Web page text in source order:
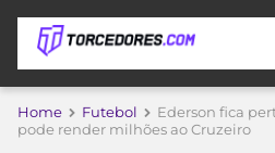
APOSTAS
Home Futebol
Ederson fica
pode render milhões ao Cruzeiro